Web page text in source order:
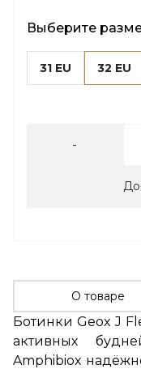
Выберите
31 EU 32 EU
-
О товаре
Ботинки Geox J
активных
Amphibiox